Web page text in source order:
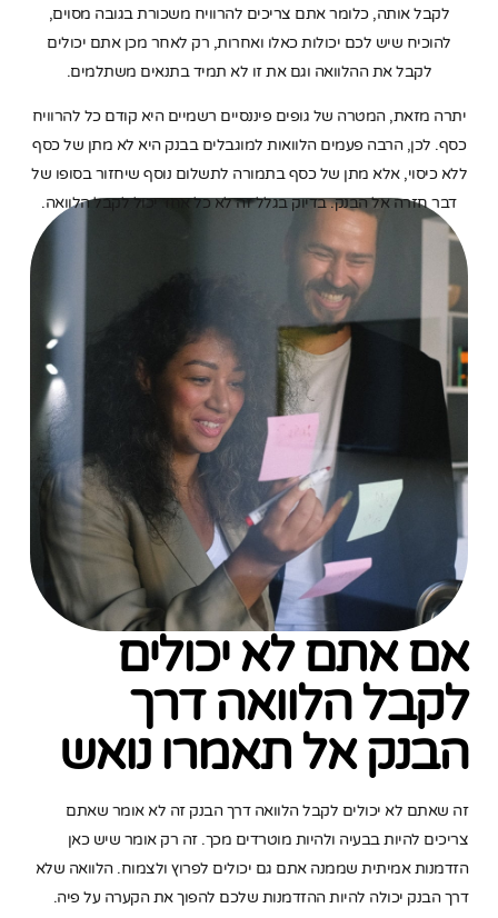
לקבל אותה, כלומר אתם צריכים להרוויח משכורת בגובה מסוים,
להוכיח שיש לכם יכולות כאלו ואחרות, רק לאחר מכן אתם יכולים
לקבל את ההלוואה וגם את זו לא תמיד בתנאים משתלמים.
יתרה מזאת, המטרה של גופים פיננסיים רשמיים היא קודם כל להרוויח
כסף. לכן, הרבה פעמים הלוואות למוגבלים בבנק היא לא מתן של כסף
ללא כיסוי, אלא מתן של כסף בתמורה לתשלום נוסף שיחזור בסופו של
דבר חזרה אל הבנק. בדיוק בגלל זה לא כל אחד יכול לקבל הלוואה.
אם אתם לא יכולים
לקבל הלוואה דרך
הבנק אל תאמרו נואש
זה שאתם לא יכולים לקבל הלוואה דרך הבנק זה לא אומר שאתם
צריכים להיות בבעיה ולהיות מוטרדים מכך. זה רק אומר שיש כאן
הזדמנות אמיתית שממנה אתם גם יכולים לפרוץ ולצמוח. הלוואה שלא
דרך הבנק יכולה להיות ההזדמנות שלכם להפוך את הקערה על פיה.